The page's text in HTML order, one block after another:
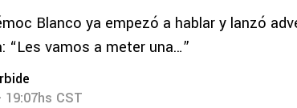
Blanco ya empezó a hablar y lanzó
“Les vamos a meter una…”
CST